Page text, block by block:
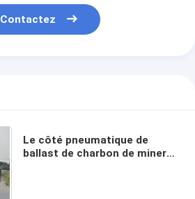
Contactez
Le côté pneumatique de
ballast de charbon de minerai